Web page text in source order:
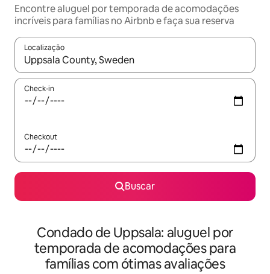
Encontre aluguel por temporada de acomodações
incríveis para famílias no Airbnb e faça sua reserva
Localização
Quando os resultados estiverem disponíveis, explore-os
Check-in
Checkout
Buscar
Condado de Uppsala: aluguel por
temporada de acomodações para
famílias com ótimas avaliações